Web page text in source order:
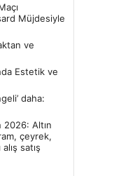
Müjdesiyle
ve
Estetik ve
daha:
2026: Altın
çeyrek,
satış